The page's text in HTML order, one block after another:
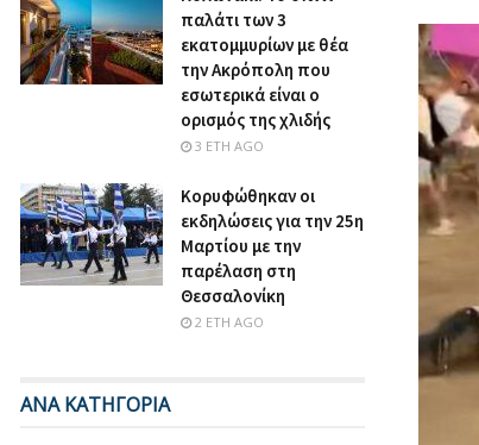
παλάτι των 3
εκατομμυρίων με θέα
την Ακρόπολη που
εσωτερικά είναι ο
ορισμός της χλιδής
3 ΈΤΗ AGO
Κορυφώθηκαν οι
εκδηλώσεις για την 25η
Μαρτίου με την
παρέλαση στη
Θεσσαλονίκη
2 ΈΤΗ AGO
ΑΝΑ ΚΑΤΗΓΟΡΙΑ